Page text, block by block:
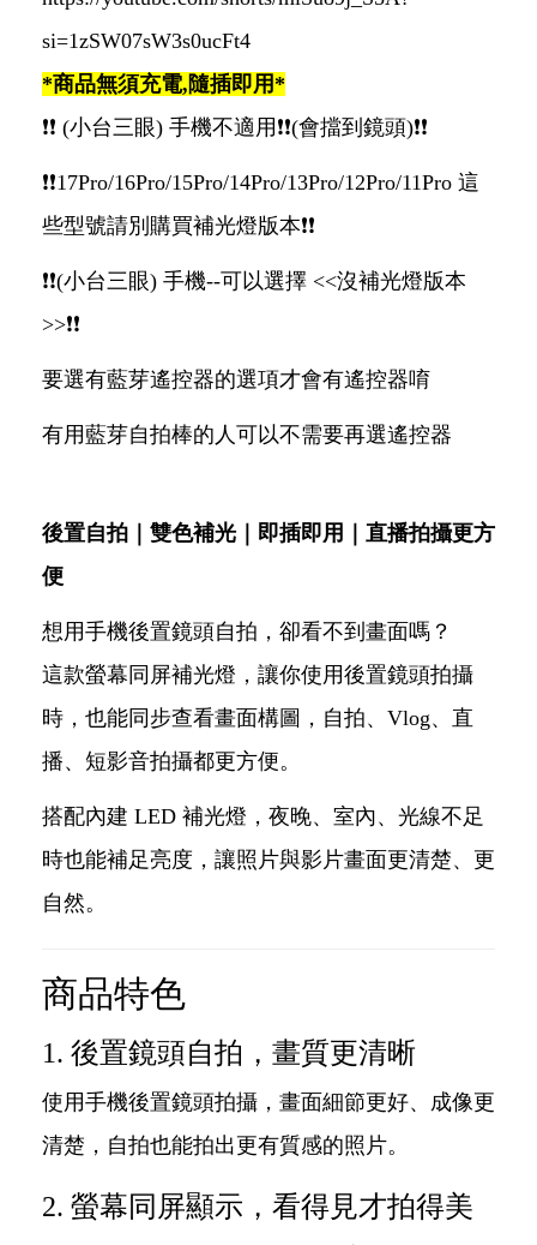
si=1zSW07sW3s0ucFt4
*商品無須充電,隨插即用*
❗️❗️ (小台三眼) 手機不適用❗️❗️(會擋到鏡頭)❗️❗️
❗️❗️17Pro/16Pro/15Pro/14Pro/13Pro/12Pro/11Pro 這
些型號請別購買補光燈版本❗️❗️
❗️❗️(小台三眼) 手機--可以選擇 <<沒補光燈版本
>>❗️❗️
要選有藍芽遙控器的選項才會有遙控器唷
有用藍芽自拍棒的人可以不需要再選遙控器
後置自拍｜雙色補光｜即插即用｜直播拍攝更方
便
想用手機後置鏡頭自拍，卻看不到畫面嗎？
這款螢幕同屏補光燈，讓你使用後置鏡頭拍攝
時，也能同步查看畫面構圖，自拍、Vlog、直
播、短影音拍攝都更方便。
搭配內建 LED 補光燈，夜晚、室內、光線不足
時也能補足亮度，讓照片與影片畫面更清楚、更
自然。
商品特色
1. 後置鏡頭自拍，畫質更清晰
使用手機後置鏡頭拍攝，畫面細節更好、成像更
清楚，自拍也能拍出更有質感的照片。
2. 螢幕同屏顯示，看得見才拍得美